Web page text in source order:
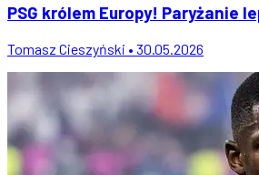
PSG królem Europy! Paryżanie
Tomasz Cieszyński • 30.05.2026